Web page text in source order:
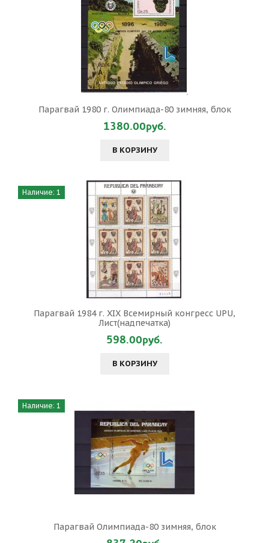
Парагвай 1980 г. Олимпиада-80 зимняя, блок
1380.00руб.
В КОРЗИНУ
Наличие: 1
Парагвай 1984 г. XIX Всемирный конгресс UPU,
Лист(надпечатка)
598.00руб.
В КОРЗИНУ
Наличие: 1
Парагвай Олимпиада-80 зимняя, блок